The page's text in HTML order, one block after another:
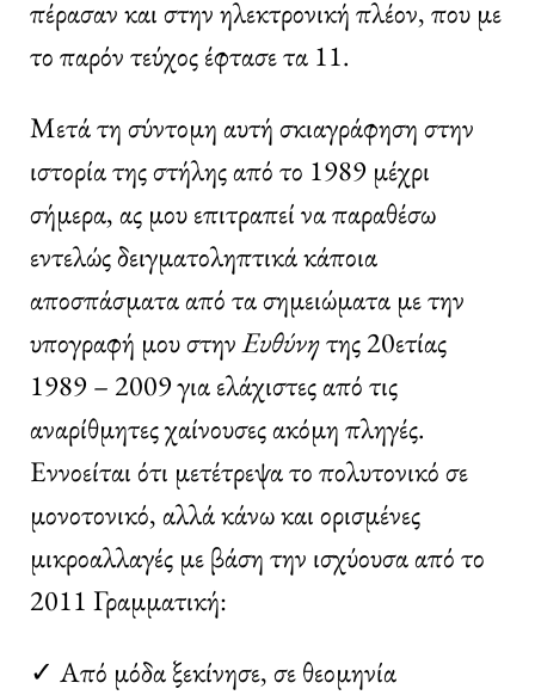
πέρασαν και στην ηλεκτρονική πλέον, που με
το παρόν τεύχος έφτασε τα 11.
Μετά τη σύντομη αυτή σκιαγράφηση στην
ιστορία της στήλης από το 1989 μέχρι
σήμερα, ας μου επιτραπεί να παραθέσω
εντελώς δειγματοληπτικά κάποια
αποσπάσματα από τα σημειώματα με την
υπογραφή μου στηνΕυθύνητης 20ετίας
1989 – 2009 για ελάχιστες από τις
αναρίθμητες χαίνουσες ακόμη πληγές.
Εννοείται ότι μετέτρεψα το πολυτονικό σε
μονοτονικό, αλλά κάνω και ορισμένες
μικροαλλαγές με βάση την ισχύουσα από το
2011 Γραμματική:
✓ Από μόδα ξεκίνησε, σε θεομηνία